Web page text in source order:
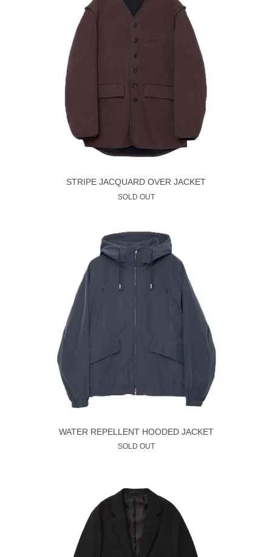
STRIPE JACQUARD OVER JACKET
SOLD OUT
WATER REPELLENT HOODED JACKET
SOLD OUT